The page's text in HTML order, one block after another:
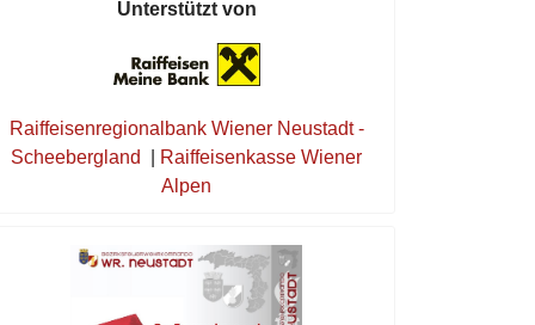
Unterstützt von
Raiffeisenregionalbank Wiener Neustadt -
Scheebergland
Raiffeisenkasse Wiener
Alpen